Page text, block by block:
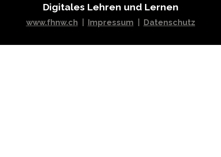
Digitales Lehren und Lernen
www.fhnw.ch Impressum Datenschutz